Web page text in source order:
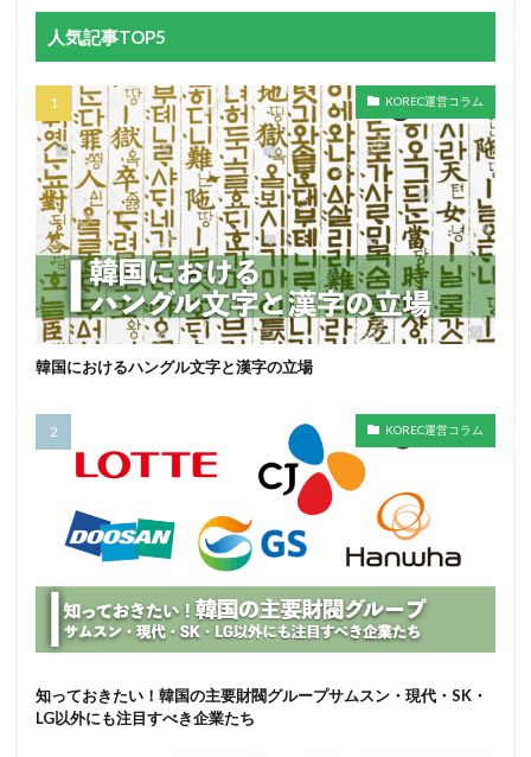
人気記事TOP5
KOREC運営コラム
韓国におけるハングル文字と漢字の立場
KOREC運営コラム
知っておきたい！韓国の主要財閥グループサムスン・現代・SK・
LG以外にも注目すべき企業たち